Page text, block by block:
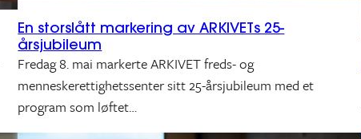
En storslått markering av ARKIVETs 25-
årsjubileum
Fredag 8. mai markerte ARKIVET freds- og
menneskerettighetssenter sitt 25-årsjubileum med et
program som løftet…